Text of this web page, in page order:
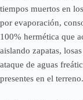
tiempos muertos en
por evaporación,
100% hermética que
aislando zapatas,
ataque de aguas
presentes en el terreno.